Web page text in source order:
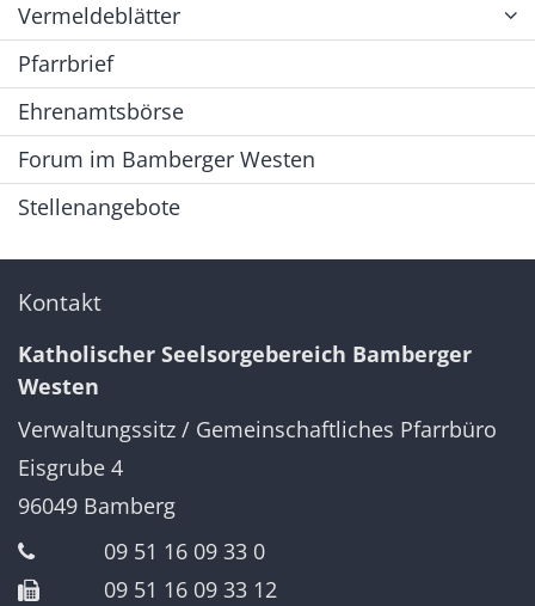
Vermeldeblätter
Pfarrbrief
Ehrenamtsbörse
Forum im Bamberger Westen
Stellenangebote
Kontakt
Katholischer Seelsorgebereich Bamberger
Westen
Verwaltungssitz / Gemeinschaftliches Pfarrbüro
Eisgrube 4
96049 Bamberg
09 51 16 09 33 0
09 51 16 09 33 12